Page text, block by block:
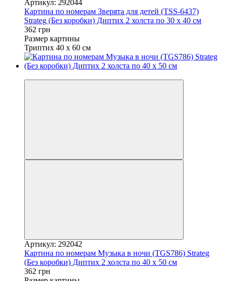
Артикул: 292044
Картина по номерам Зверята для детей (TSS-6437)
Strateg (Без коробки) Диптих 2 холста по 30 х 40 см
362 грн
Размер картины
Триптих 40 х 60 см
Артикул: 292042
Картина по номерам Музыка в ночи (TGS786) Strateg
(Без коробки) Диптих 2 холста по 40 х 50 см
362 грн